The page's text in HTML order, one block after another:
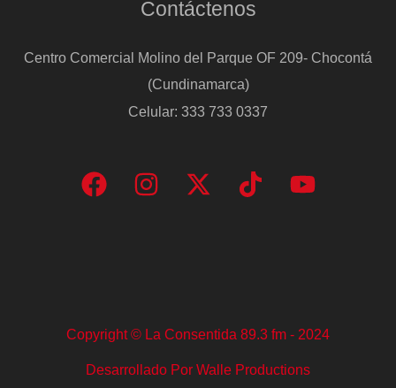
Contáctenos
Centro Comercial Molino del Parque OF 209- Chocontá
(Cundinamarca)
Celular: 333 733 0337
Copyright © La Consentida 89.3 fm - 2024
Desarrollado Por Walle Productions